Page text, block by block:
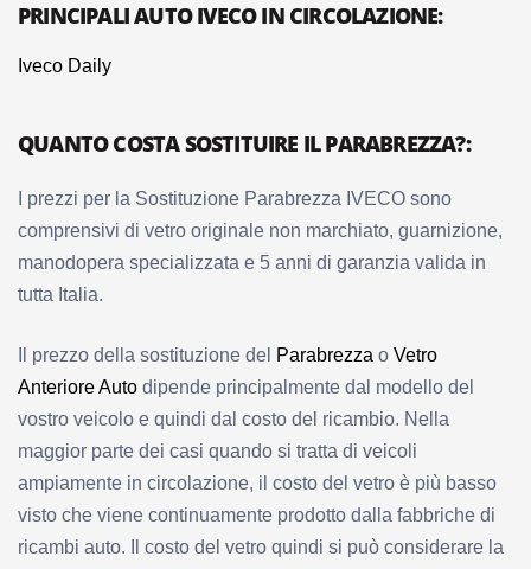
PRINCIPALI AUTO IVECO IN CIRCOLAZIONE:
Iveco Daily
QUANTO COSTA SOSTITUIRE IL PARABREZZA?:
I prezzi per la Sostituzione Parabrezza IVECO sono
comprensivi di vetro originale non marchiato, guarnizione,
manodopera specializzata e 5 anni di garanzia valida in
tutta Italia.
Il prezzo della sostituzione del Parabrezza o Vetro
Anteriore Auto dipende principalmente dal modello del
vostro veicolo e quindi dal costo del ricambio. Nella
maggior parte dei casi quando si tratta di veicoli
ampiamente in circolazione, il costo del vetro è più basso
visto che viene continuamente prodotto dalla fabbriche di
ricambi auto. Il costo del vetro quindi si può considerare la